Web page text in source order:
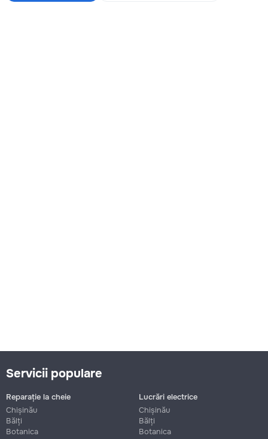
Servicii populare
Reparație la cheie
Chișinău
Bălți
Botanica
Lucrări electrice
Chișinău
Bălți
Botanica